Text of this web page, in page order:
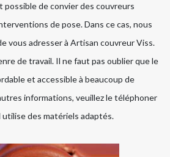
de convier des couvreurs
de pose. Dans ce cas, nous
vous adresser à Artisan couvreur Viss.
de travail. Il ne faut pas oublier que le
et accessible à beaucoup de
informations, veuillez le téléphoner
des matériels adaptés.